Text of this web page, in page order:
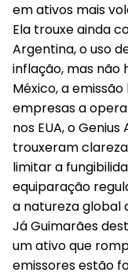
em ativos mais
Ela trouxe ainda
Argentina, o uso
inflação, mas não
México, a
empresas a
nos EUA, o
trouxeram
limitar a
equiparação
a natureza global
Já Guimarães
um ativo que
emissores estão